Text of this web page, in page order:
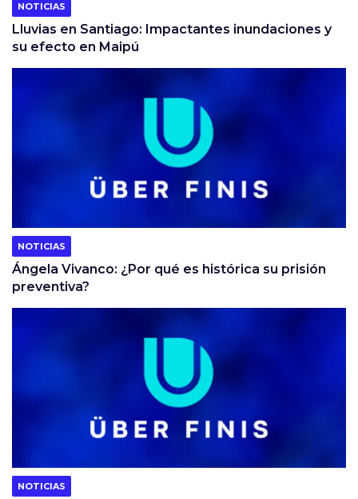
NOTICIAS
Lluvias en Santiago: Impactantes inundaciones y
su efecto en Maipú
NOTICIAS
Ángela Vivanco: ¿Por qué es histórica su prisión
preventiva?
NOTICIAS